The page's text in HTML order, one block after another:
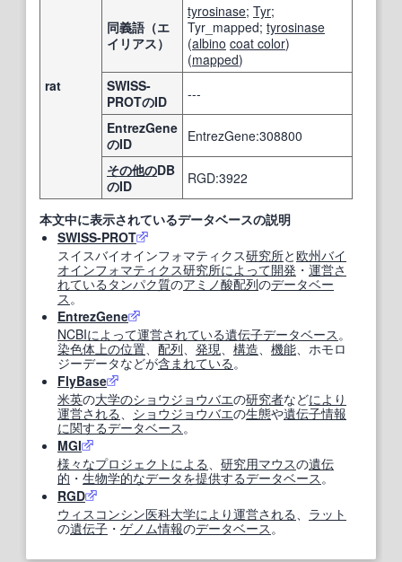
rat
同義語（エ
イリアス）
tyrosinase; Tyr;
Tyr_mapped; tyrosinase
(albino coat color)
(mapped)
SWISS-
PROTのID
---
EntrezGene
のID
EntrezGene:308800
その他のDB
のID
RGD:3922
本文中に表示されているデータベースの説明
SWISS-PROT
スイスバイオインフォマティクス研究所と欧州バイ
オインフォマティクス研究所によって開発 ・ 運営さ
れている タンパク質のアミノ酸配列のデータベー
ス 。
EntrezGene
NCBIによって運営されている遺伝子データベース 。
染色体 上の位置 配列 発現 構造 機能 、ホモロ
ジーデータなどが含まれている 。
FlyBase
米英の大学のショウジョウバエの研究者などにより
運営される ショウジョウバエの生態や遺伝子情報
に関するデータベース 。
MGI
様々なプロジェクト による 研究用マウスの遺伝
的 ・ 生物学的なデータを提供するデータベース 。
RGD
ウィスコンシン医科大学により運営される
ラット
の遺伝子 ・ ゲノム情報のデータベース 。